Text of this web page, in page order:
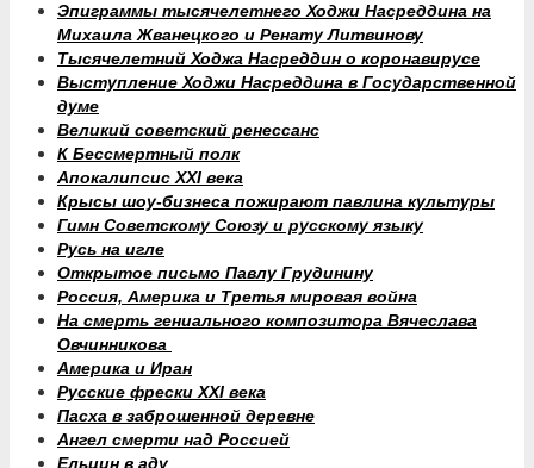
Эпиграммы тысячелетнего Ходжи Насреддина на
Михаила Жванецкого и Ренату Литвинову
Тысячелетний Ходжа Насреддин о коронавирусе
Выступление Ходжи Насреддина в Государственной
думе
Великий советский ренессанс
К Бессмертный полк
Апокалипсис XXI века
Крысы шоу-бизнеса пожирают павлина культуры
Гимн Советскому Союзу и русскому языку
Русь на игле
Открытое письмо Павлу Грудинину
Россия, Америка и Третья мировая война
На смерть гениального композитора Вячеслава
Овчинникова
Америка и Иран
Русские фрески XXI века
Пасха в заброшенной деревне
Ангел смерти над Россией
Ельцин в аду